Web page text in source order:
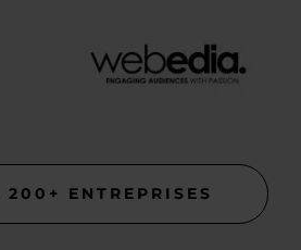
200+ ENTREPRISES